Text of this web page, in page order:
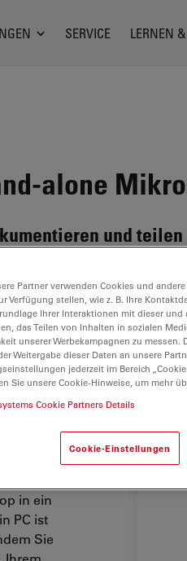
SERVICE LERNEN
alone
und teilen
Zeit
Teilen
in ein
PC ist
Sie
Partner verwenden Cookies und
Verfügung stellen, wie z. B. Ihre
Ihrer Interaktionen mit dieser
das Teilen von Inhalten in sozialen
unserer Werbekampagnen zu
Weitergabe dieser Daten an unsere
jederzeit im Bereich
Sie unsere Cookie-Hinweise, um mehr
Cookie Partners Details
Cookie-Einstellungen